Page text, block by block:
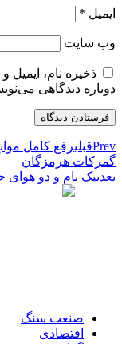
*
سایت
ذخیره نام، ایمیل
دیدگاهی
قبلی
هرمزگان
یک بام و دو هوای
صنعت سنگ
اقتصادی